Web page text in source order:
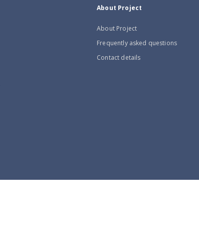
About Project
About Project
Frequently asked questions
Contact details